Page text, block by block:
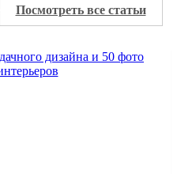
Посмотреть все статьи